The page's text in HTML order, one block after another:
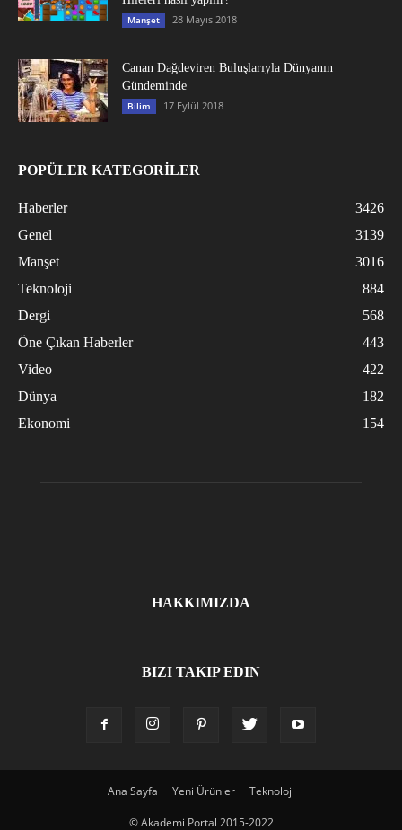
Manşet 28 Mayıs 2018
Canan Dağdeviren Buluşlarıyla Dünyanın
Gündeminde
Bilim 17 Eylül 2018
POPÜLER KATEGORİLER
Haberler
3426
Genel
3139
Manşet
3016
Teknoloji
884
Dergi
568
Öne Çıkan Haberler
443
Video
422
Dünya
182
Ekonomi
154
HAKKIMIZDA
BIZI TAKIP EDIN
Ana Sayfa Yeni Ürünler Teknoloji
© Akademi Portal 2015-2022